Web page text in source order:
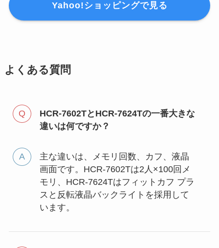
Yahoo!ショッピングで見る
よくある質問
HCR-7602TとHCR-7624Tの一番大きな
違いは何ですか？
主な違いは、メモリ回数、カフ、液晶
画面です。HCR-7602Tは2人×100回メ
モリ、HCR-7624Tはフィットカフ プラ
スと反転液晶バックライトを採用して
います。